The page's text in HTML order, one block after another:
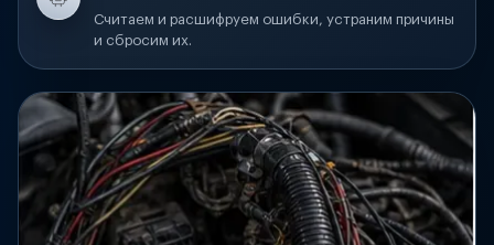
Считаем и расшифруем ошибки, устраним причины
и сбросим их.